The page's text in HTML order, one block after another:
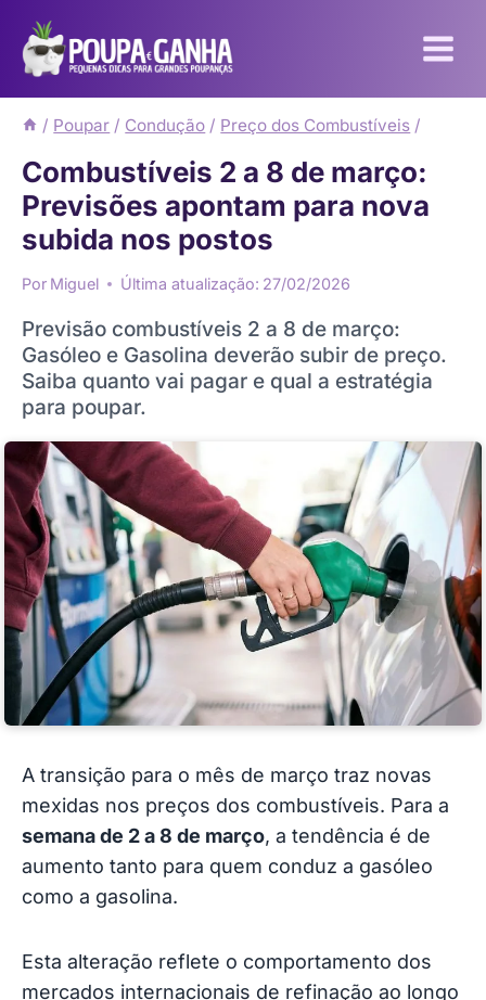
para
Conteúdo
/ Poupar / Condução / Preço dos Combustíveis /
Combustíveis 2 a 8 de março:
Previsões apontam para nova
subida nos postos
Por Miguel Última atualização: 27/02/2026
Previsão combustíveis 2 a 8 de março:
Gasóleo e Gasolina deverão subir de preço.
Saiba quanto vai pagar e qual a estratégia
para poupar.
A transição para o mês de março traz novas
mexidas nos preços dos combustíveis. Para a
semana de 2 a 8 de março, a tendência é de
aumento tanto para quem conduz a gasóleo
como a gasolina.
Esta alteração reflete o comportamento dos
mercados internacionais de refinação ao longo